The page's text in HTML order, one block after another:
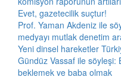
Evet, gazetecilik suçtur!
Prof. Yaman Akdeniz ile
medyayı mutlak denetim
Yeni dinsel hareketler
Gündüz Vassaf ile söyleşi:
beklemek ve baba olmak